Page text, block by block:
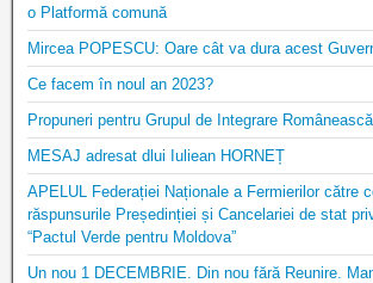
o Platformă comună
Mircea POPESCU: Oare cât va dura acest
Ce facem în noul an 2023?
Propuneri pentru Grupul de Integrare
MESAJ adresat dlui Iuliean HORNEȚ
APELUL Federației Naționale a Fermierilor către
răspunsurile Președinției și Cancelariei de stat
“Pactul Verde pentru Moldova”
Un nou 1 DECEMBRIE. Din nou fără Reunire.